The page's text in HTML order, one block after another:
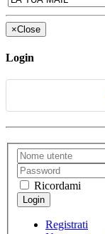
×Close
Login
Ricordami
Registrati